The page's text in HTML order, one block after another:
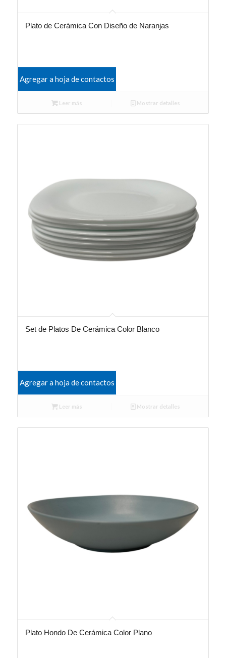
Plato de Cerámica Con Diseño de Naranjas
Agregar a hoja de contactos
Leer más Mostrar detalles
Set de Platos De Cerámica Color Blanco
Agregar a hoja de contactos
Leer más Mostrar detalles
Plato Hondo De Cerámica Color Plano